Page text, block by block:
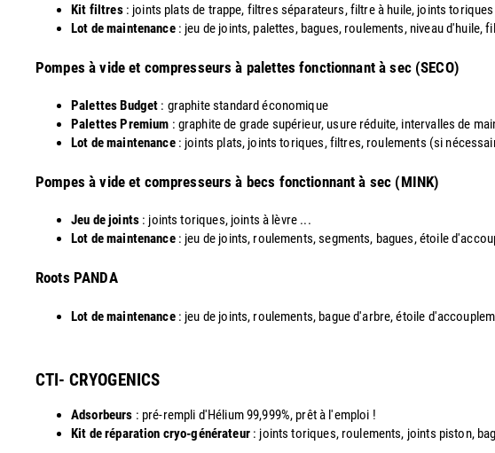
Kit filtres: joints plats de trappe, filtres séparateurs, filtre à huile, joints
Lot de maintenance: jeu de joints, palettes, bagues, roulements, niveau
​Pompes à vide et compresseurs à palettes fonctionnant à sec (SECO)
Palettes Budget : graphite standard économique
Palettes Premium : graphite de grade supérieur, usure réduite, intervalles de
Lot de maintenance: joints plats, joints toriques, filtres, roulements (si
Pompes à vide et compresseurs à becs fonctionnant à sec (MINK)
Jeu de joints: joints toriques, joints à lèvre ...
Lot de maintenance: jeu de joints, roulements, segments, bagues, étoile
​Roots PANDA
Lot de maintenance: jeu de joints, roulements, bague d'arbre, étoile
CTI- CRYOGENICS
Adsorbeurs : pré-rempli d'Hélium 99,999%, prêt à l'emploi !
Kit de réparation cryo-générateur: joints toriques, roulements, joints piston,